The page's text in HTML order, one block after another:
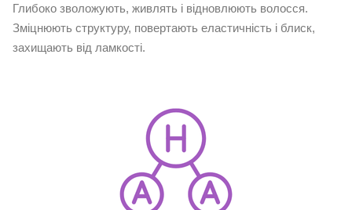
Глибоко зволожують, живлять і відновлюють волосся.
Зміцнюють структуру, повертають еластичність і блиск,
захищають від ламкості.